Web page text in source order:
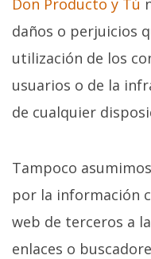
Don Producto y Tú
daños o perjuicios
utilización de los
usuarios o de la
de cualquier
Tampoco
por la información
web de terceros a
enlaces o